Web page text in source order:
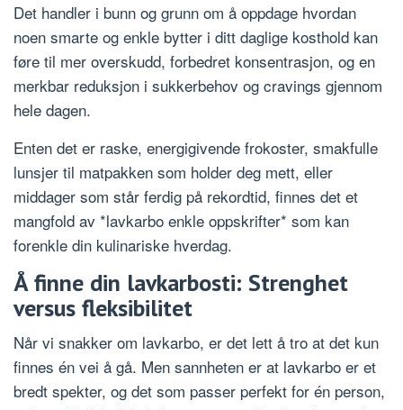
Det handler i bunn og grunn om å oppdage hvordan
noen smarte og enkle bytter i ditt daglige kosthold kan
føre til mer overskudd, forbedret konsentrasjon, og en
merkbar reduksjon i sukkerbehov og cravings gjennom
hele dagen.
Enten det er raske, energigivende frokoster, smakfulle
lunsjer til matpakken som holder deg mett, eller
middager som står ferdig på rekordtid, finnes det et
mangfold av *lavkarbo enkle oppskrifter* som kan
forenkle din kulinariske hverdag.
Å finne din lavkarbosti: Strenghet
versus fleksibilitet
Når vi snakker om lavkarbo, er det lett å tro at det kun
finnes én vei å gå. Men sannheten er at lavkarbo er et
bredt spekter, og det som passer perfekt for én person,